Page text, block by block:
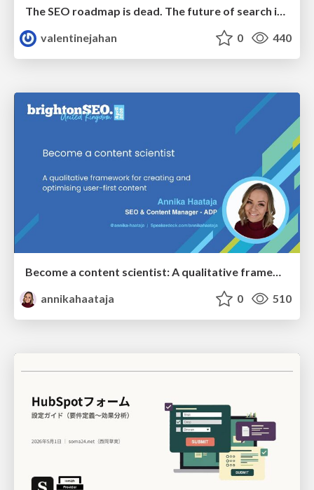
The SEO roadmap is dead. The future of search is decided in real time.
valentinejahan
0 440
Become a content scientist: A qualitative framework for creating and optimising user-first content
annikahaataja
0 510